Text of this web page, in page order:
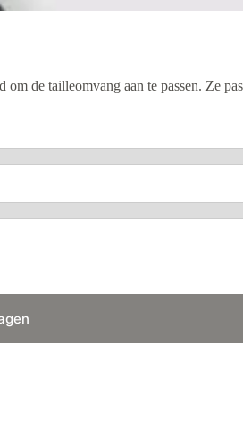
de tailleomvang aan te passen. Ze